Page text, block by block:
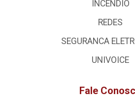
INCENDIO
REDES
SEGURANCA
UNIVOICE
Fale